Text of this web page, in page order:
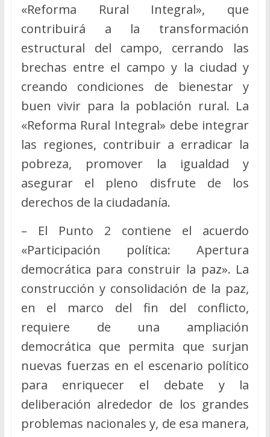
«Reforma Rural Integral», que
contribuirá a la transformación
estructural del campo, cerrando las
brechas entre el campo y la ciudad y
creando condiciones de bienestar y
buen vivir para la población rural. La
«Reforma Rural Integral» debe integrar
las regiones, contribuir a erradicar la
pobreza, promover la igualdad y
asegurar el pleno disfrute de los
derechos de la ciudadanía.
– El Punto 2 contiene el acuerdo
«Participación política: Apertura
democrática para construir la paz». La
construcción y consolidación de la paz,
en el marco del fin del conflicto,
requiere de una ampliación
democrática que permita que surjan
nuevas fuerzas en el escenario político
para enriquecer el debate y la
deliberación alrededor de los grandes
problemas nacionales y, de esa manera,